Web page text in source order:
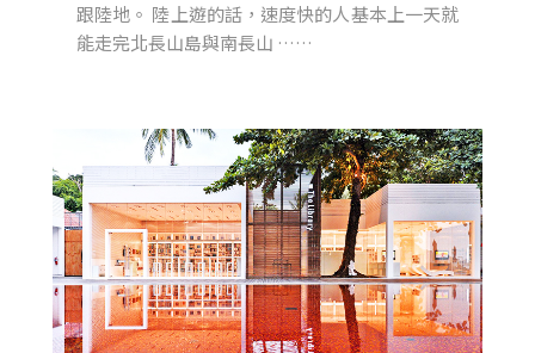
跟陸地。 陸上遊的話，速度快的人基本上一天就
能走完北長山島與南長山 ……